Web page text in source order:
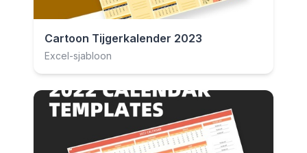
Cartoon Tijgerkalender 2023
Excel-sjabloon